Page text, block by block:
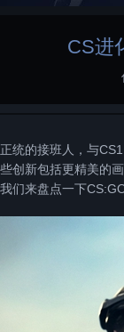
CS进
的接班人，与
创新包括更精美的
们来盘点一下